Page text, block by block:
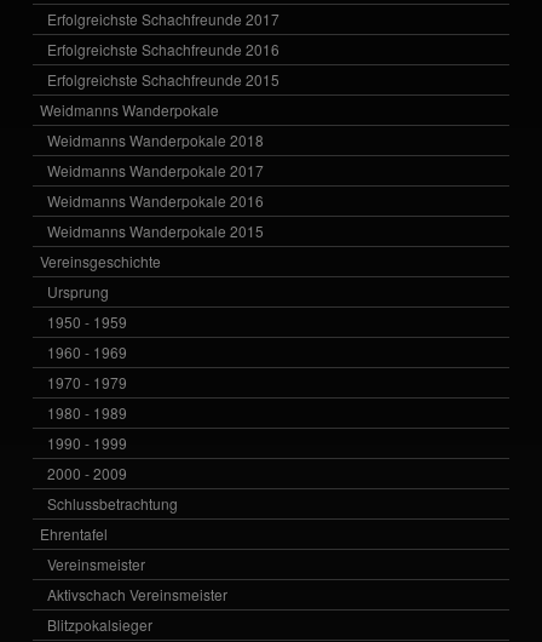
Erfolgreichste Schachfreunde 2017
Erfolgreichste Schachfreunde 2016
Erfolgreichste Schachfreunde 2015
Weidmanns Wanderpokale
Weidmanns Wanderpokale 2018
Weidmanns Wanderpokale 2017
Weidmanns Wanderpokale 2016
Weidmanns Wanderpokale 2015
Vereinsgeschichte
Ursprung
1950 - 1959
1960 - 1969
1970 - 1979
1980 - 1989
1990 - 1999
2000 - 2009
Schlussbetrachtung
Ehrentafel
Vereinsmeister
Aktivschach Vereinsmeister
Blitzpokalsieger